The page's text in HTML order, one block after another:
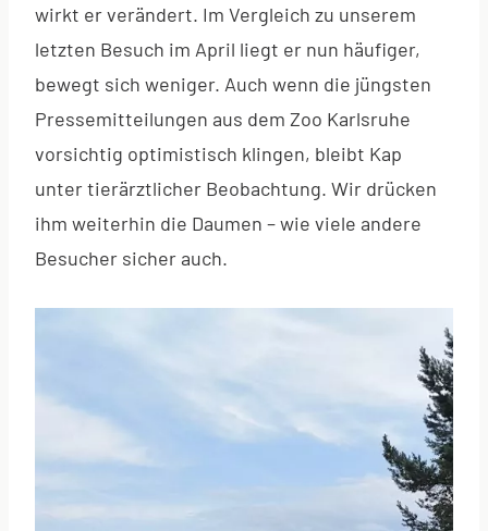
wirkt er verändert. Im Vergleich zu unserem
letzten Besuch im April liegt er nun häufiger,
bewegt sich weniger. Auch wenn die jüngsten
Pressemitteilungen aus dem Zoo Karlsruhe
vorsichtig optimistisch klingen, bleibt Kap
unter tierärztlicher Beobachtung. Wir drücken
ihm weiterhin die Daumen – wie viele andere
Besucher sicher auch.